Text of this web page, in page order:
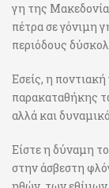
γη της
πέτρα σε γόνιμη
περιόδους
Εσείς, η
παρακαταθήκης
αλλά και
Είστε η δύναμη
στην άσβεστη